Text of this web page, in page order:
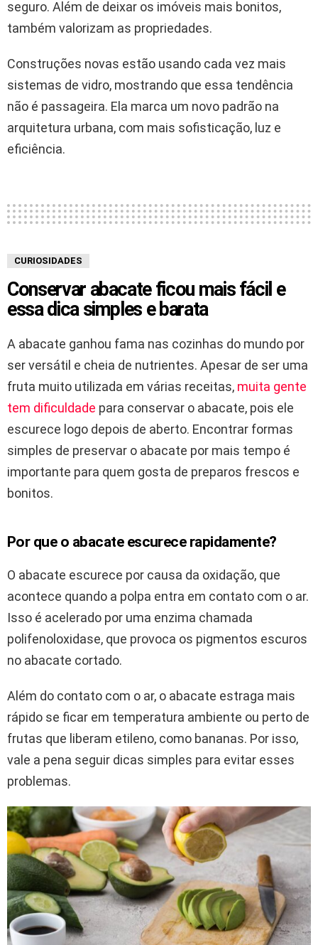
seguro. Além de deixar os imóveis mais bonitos,
também valorizam as propriedades.
Construções novas estão usando cada vez mais
sistemas de vidro, mostrando que essa tendência
não é passageira. Ela marca um novo padrão na
arquitetura urbana, com mais sofisticação, luz e
eficiência.
CURIOSIDADES
Conservar abacate ficou mais fácil e
essa dica simples e barata
A abacate ganhou fama nas cozinhas do mundo por
ser versátil e cheia de nutrientes. Apesar de ser uma
fruta muito utilizada em várias receitas, muita gente
tem dificuldade para conservar o abacate, pois ele
escurece logo depois de aberto. Encontrar formas
simples de preservar o abacate por mais tempo é
importante para quem gosta de preparos frescos e
bonitos.
Por que o abacate escurece rapidamente?
O abacate escurece por causa da oxidação, que
acontece quando a polpa entra em contato com o ar.
Isso é acelerado por uma enzima chamada
polifenoloxidase, que provoca os pigmentos escuros
no abacate cortado.
Além do contato com o ar, o abacate estraga mais
rápido se ficar em temperatura ambiente ou perto de
frutas que liberam etileno, como bananas. Por isso,
vale a pena seguir dicas simples para evitar esses
problemas.